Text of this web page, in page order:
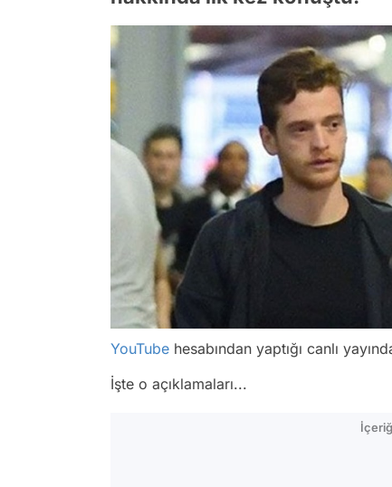
YouTube hesabından yaptığı canlı
İşte o açıklamaları...